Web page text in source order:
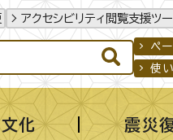
アクセシビリティ閲覧支援ツ
ペ
使
文化 震災